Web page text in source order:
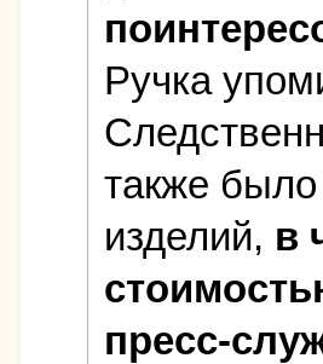
Ручка
также
изделий, в
пресс-